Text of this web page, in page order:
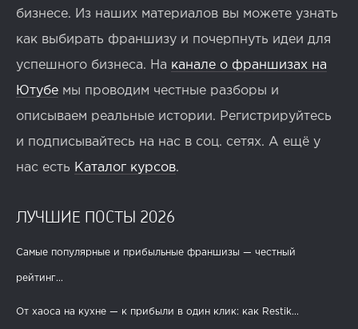
бизнесе. Из наших материалов вы можете узнать
как выбирать франшизу и почерпнуть идеи для
успешного бизнеса. На канале о франшизах на
Ютубе мы проводим честные разборы и
описываем реальные истории. Регистрируйтесь
и подписывайтесь на нас в соц. сетях. А ещё у
нас есть Каталог курсов.
ЛУЧШИЕ ПОСТЫ 2026
Самые популярные и прибыльные франшизы — честный
рейтинг...
От хаоса на кухне — к прибыли в один клик: как Restik...